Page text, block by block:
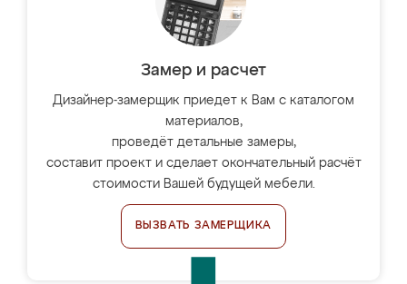
Замер и расчет
Дизайнер-замерщик приедет к Вам с каталогом
материалов,
проведёт детальные замеры,
составит проект и сделает окончательный расчёт
стоимости Вашей будущей мебели.
ВЫЗВАТЬ ЗАМЕРЩИКА